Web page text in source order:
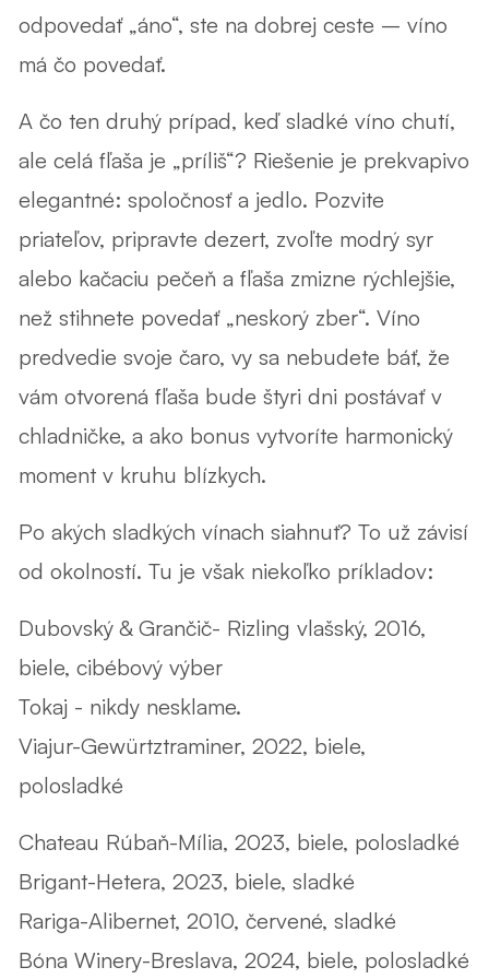
odpovedať „áno“, ste na dobrej ceste – víno
má čo povedať.
A čo ten druhý prípad, keď sladké víno chutí,
ale celá fľaša je „príliš“? Riešenie je prekvapivo
elegantné: spoločnosť a jedlo. Pozvite
priateľov, pripravte dezert, zvoľte modrý syr
alebo kačaciu pečeň a fľaša zmizne rýchlejšie,
než stihnete povedať „neskorý zber“. Víno
predvedie svoje čaro, vy sa nebudete báť, že
vám otvorená fľaša bude štyri dni postávať v
chladničke, a ako bonus vytvoríte harmonický
moment v kruhu blízkych.
Po akých sladkých vínach siahnuť? To už závisí
od okolností. Tu je však niekoľko príkladov:
Dubovský & Grančič- Rizling vlašský, 2016,
biele, cibébový výber
Tokaj - nikdy nesklame.
Viajur-Gewürtztraminer, 2022, biele,
polosladké
Chateau Rúbaň-Mília, 2023, biele, polosladké
Brigant-Hetera, 2023, biele, sladké
Rariga-Alibernet, 2010, červené, sladké
Bóna Winery-Breslava, 2024, biele, polosladké